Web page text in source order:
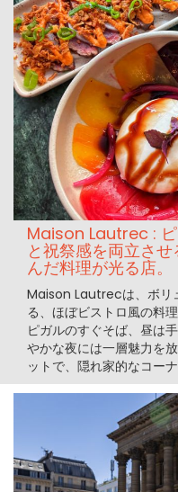
Maison Lautrec : ピ
と祝祭感を両立さ
んだ料理が光る店。
Maison Lautrecは、ボリ
る、ほぼビストロ風の料
ピガルのすぐそば、昼は
やかな夜には一層魅力を
ットで、隠れ家的なコー